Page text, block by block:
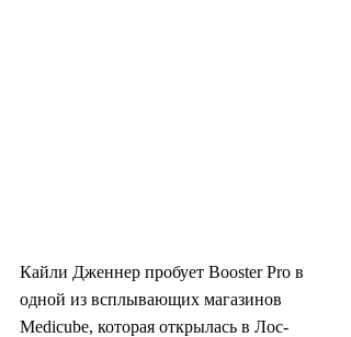
Кайли Дженнер пробует Booster Pro в
одной из всплывающих магазинов
Medicube, которая открылась в Лос-